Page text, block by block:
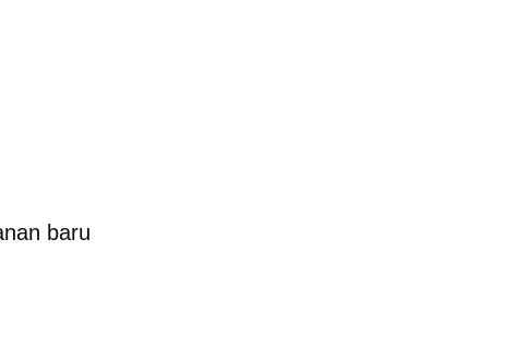
baru